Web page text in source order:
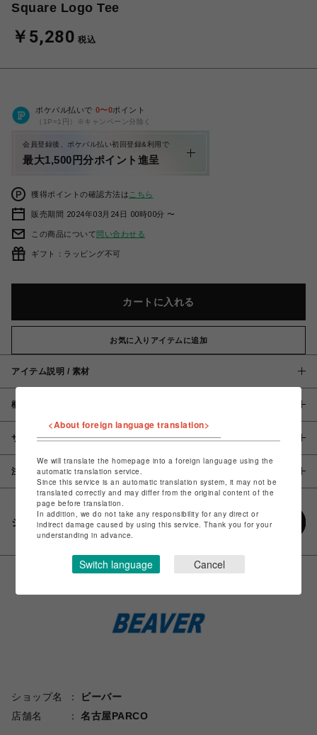
Square Logo Tee
￥5,280 税込
ポケパル払いで 0〜0ポイント
（1P=1円）※キャンペーン分除く
会員登録後、ポケパル払い初回登録&利用で
最大1,500円分ポイント進呈
獲得ポイントの確認方法は こちら
販売期間 2024年03月24日 00時00分 〜
この商品について問い合わせる
ギフト：ラッピング不可
カートに入れる
お気に入りアイテムに追加
アイテム説明 / 素材
概要
サイズ
注意事項
シェアする
ショップ名
ビーバー
店舗名
名古屋PARCO
<About foreign language translation>
We will translate the homepage into a foreign language using the
automatic translation service.
Since this service is an automatic translation system, it may not be
translated correctly and may differ from the original content of the
page before translation.
In addition, we do not take any responsibility for any direct or
indirect damage caused by using this service. Thank you for your
understanding in advance.
Switch language Cancel